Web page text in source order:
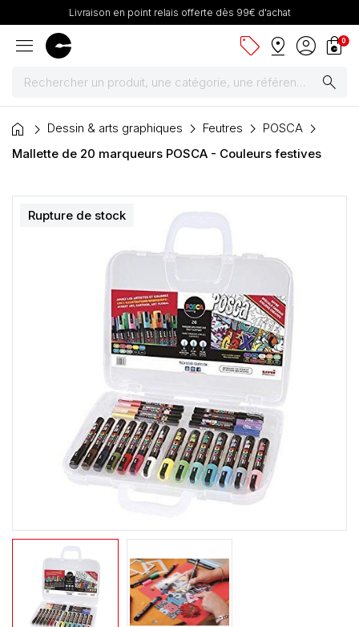
Livraison en point relais offerte dès 99€ d'achat
menu sell pin_drop account_circle shopping_bag
0
search
Peintures
Dessin & arts graphiques
Cartons mousse & plume
Coffrets & cadeaux
Encadrement
Contact / Aide
home Dessin & arts graphiques Feutres
POSCA
Mallette de 20 marqueurs POSCA - Couleurs festives
Rupture de stock